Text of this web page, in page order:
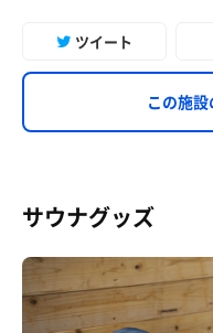
ツイート
この施
サウナグッズ